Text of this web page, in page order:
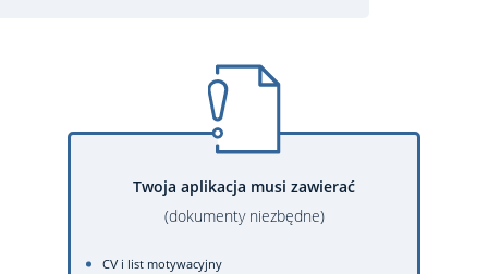
Twoja aplikacja musi zawierać
(dokumenty niezbędne)
CV i list motywacyjny